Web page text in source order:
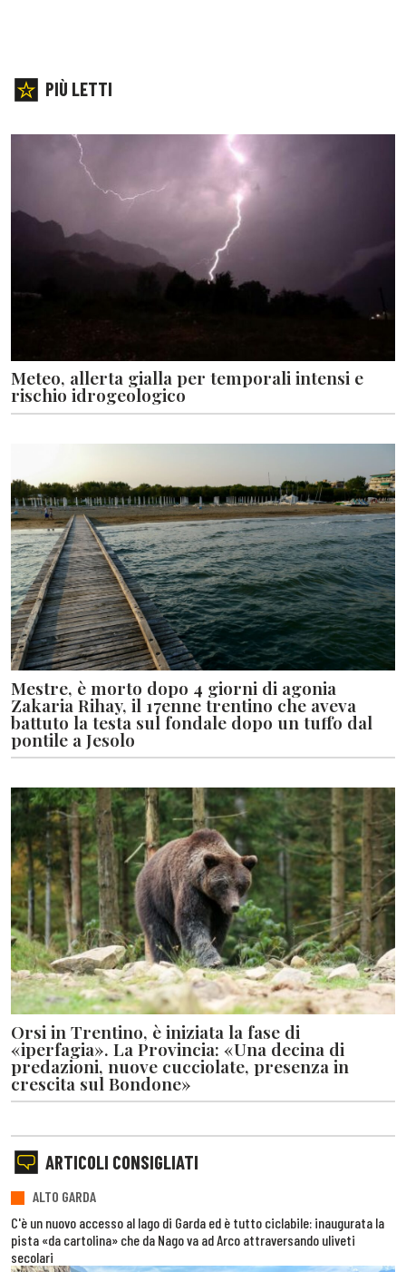
PIÙ LETTI
Meteo, allerta gialla per temporali intensi e
rischio idrogeologico
Mestre, è morto dopo 4 giorni di agonia
Zakaria Rihay, il 17enne trentino che aveva
battuto la testa sul fondale dopo un tuffo dal
pontile a Jesolo
Orsi in Trentino, è iniziata la fase di
«iperfagia». La Provincia: «Una decina di
predazioni, nuove cucciolate, presenza in
crescita sul Bondone»
ARTICOLI CONSIGLIATI
ALTO GARDA
C'è un nuovo accesso al lago di Garda ed è tutto ciclabile: inaugurata la
pista «da cartolina» che da Nago va ad Arco attraversando uliveti
secolari